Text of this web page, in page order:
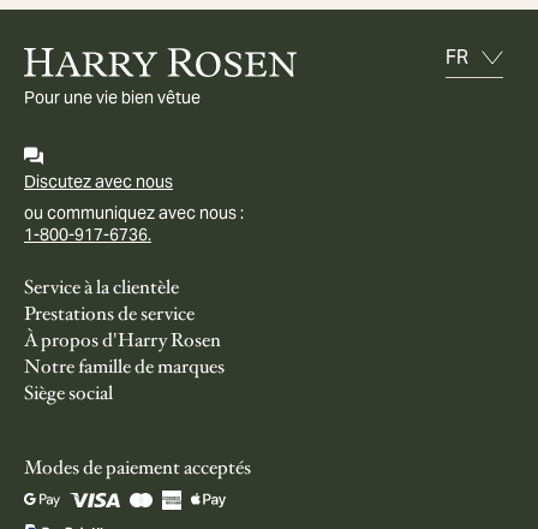
Pour une vie bien vêtue
Discutez avec nous
ou communiquez avec nous :
1-800-917-6736.
Service à la clientèle
Prestations de service
À propos d'Harry Rosen
Notre famille de marques
Siège social
Modes de paiement acceptés